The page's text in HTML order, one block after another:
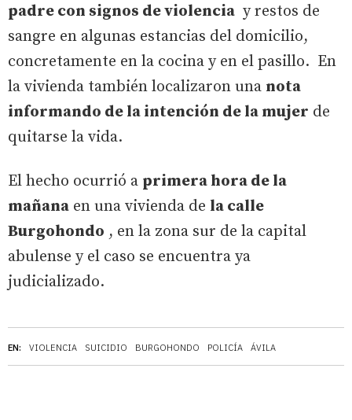
EN: VIOLENCIA SUICIDIO BURGOHONDO POLICÍA ÁVILA
padre con signos de violencia y restos de
sangre en algunas estancias del domicilio,
concretamente en la cocina y en el pasillo. En
la vivienda también localizaron una nota
informando de la intención de la mujer de
quitarse la vida.
El hecho ocurrió a primera hora de la
mañana en una vivienda de la calle
Burgohondo , en la zona sur de la capital
abulense y el caso se encuentra ya
judicializado.